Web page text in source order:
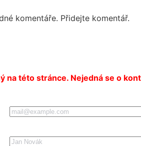
komentáře. Přidejte komentář.
na této stránce. Nejedná se o